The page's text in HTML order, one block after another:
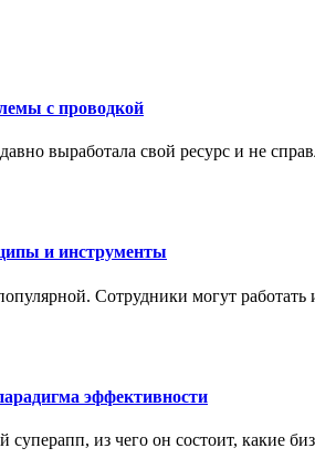
с проводкой
выработала свой ресурс и не
и инструменты
Сотрудники могут
эффективности
из чего он состоит, какие